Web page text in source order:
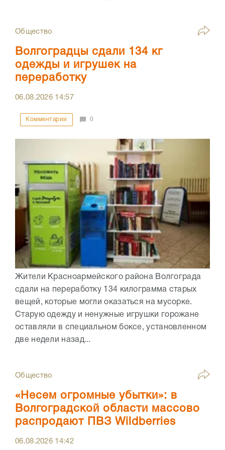
Общество
Волгоградцы сдали 134 кг
одежды и игрушек на
переработку
06.08.2026 14:57
Комментарии 0
Жители Красноармейского района Волгограда
сдали на переработку 134 килограмма старых
вещей, которые могли оказаться на мусорке.
Старую одежду и ненужные игрушки горожане
оставляли в специальном боксе, установленном
две недели назад...
Общество
«Несем огромные убытки»: в
Волгоградской области массово
распродают ПВЗ Wildberries
06.08.2026 14:42